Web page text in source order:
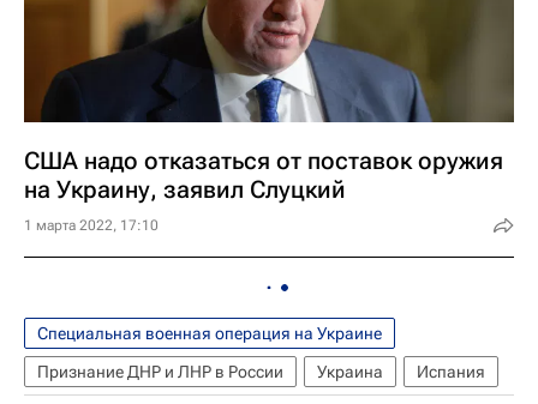
США надо отказаться от поставок оружия
на Украину, заявил Слуцкий
1 марта 2022, 17:10
Специальная военная операция на Украине
Признание ДНР и ЛНР в России
Украина Испания